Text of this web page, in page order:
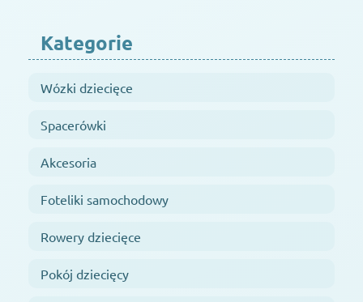
Kategorie
Wózki dziecięce
Spacerówki
Akcesoria
Foteliki samochodowy
Rowery dziecięce
Pokój dziecięcy